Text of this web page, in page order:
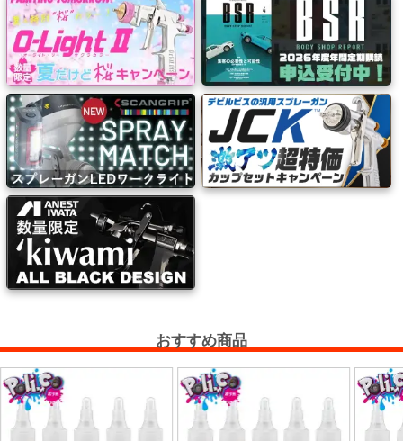
マ
ッ
ク
ブ
ラ
シ
Mack
Brush
ス
プ
レ
おすすめ商品